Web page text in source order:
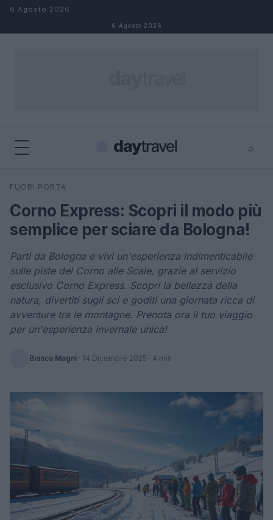
Salta al contenuto
6 Agosto 2026
6 Agosto 2026
⌕
Cerca
FUORI PORTA
Corno Express: Scopri il modo più
semplice per sciare da Bologna!
Parti da Bologna e vivi un'esperienza indimenticabile
sulle piste del Corno alle Scale, grazie al servizio
esclusivo Corno Express. Scopri la bellezza della
natura, divertiti sugli sci e goditi una giornata ricca di
avventure tra le montagne. Prenota ora il tuo viaggio
per un'esperienza invernale unica!
Bianca Magni · 14 Dicembre 2025 · 4 min